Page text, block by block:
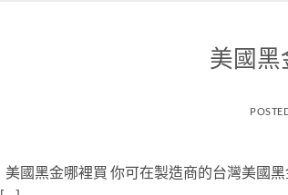
美國黑
美國黑金哪裡買 你可在製造商的台灣美國